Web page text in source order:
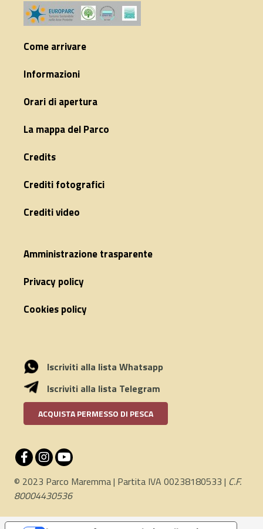
Come arrivare
Informazioni
Orari di apertura
La mappa del Parco
Credits
Crediti fotografici
Crediti video
Amministrazione trasparente
Privacy policy
Cookies policy
Iscriviti alla lista Whatsapp
Iscriviti alla lista Telegram
ACQUISTA PERMESSO DI PESCA
© 2023 Parco Maremma | Partita IVA 00238180533 | C.F.
80004430536